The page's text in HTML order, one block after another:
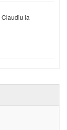
la